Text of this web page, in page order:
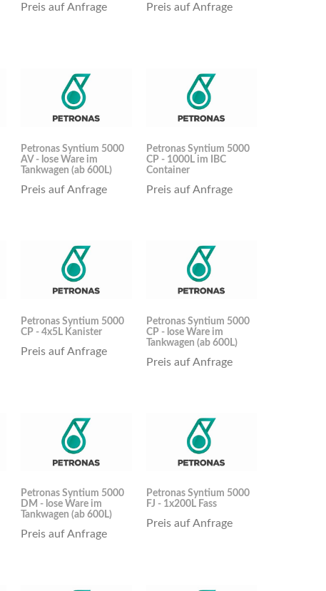
Preis auf Anfrage Preis auf Anfrage
Petronas Syntium 5000
AV - lose Ware im
Tankwagen (ab 600L)
Preis auf Anfrage
Petronas Syntium 5000
CP - 1000L im IBC
Container
Preis auf Anfrage
Petronas Syntium 5000
CP - 4x5L Kanister
Preis auf Anfrage
Petronas Syntium 5000
CP - lose Ware im
Tankwagen (ab 600L)
Preis auf Anfrage
Petronas Syntium 5000
DM - lose Ware im
Tankwagen (ab 600L)
Preis auf Anfrage
Petronas Syntium 5000
FJ - 1x200L Fass
Preis auf Anfrage